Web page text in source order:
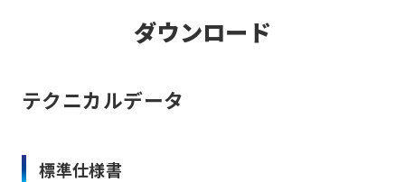
ダウンロード
テクニカルデータ
標準仕様書